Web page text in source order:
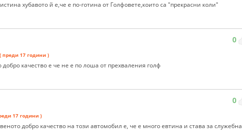
хубавото й е,че е по-готина от Голфовете,които са "прекрасни коли"
0
( преди 17 години )
добро качество е че не е по лоша от прехваления голф
0
17 години )
добро качество на този автомобил е, че е много евтина и става за служебна